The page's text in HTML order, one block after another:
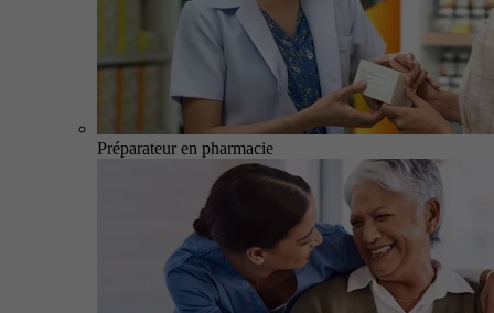
Préparateur en pharmacie